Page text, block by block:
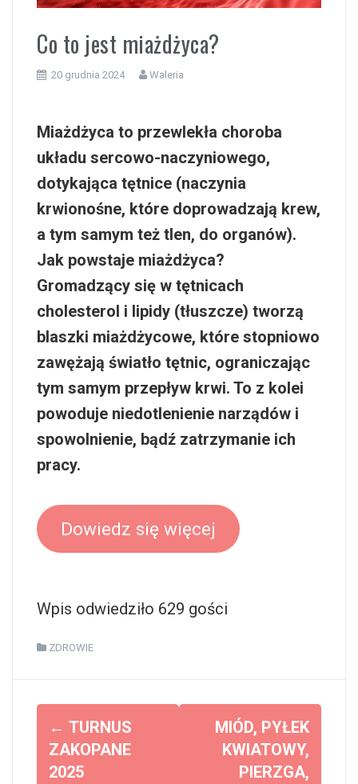
Co to jest miażdżyca?
20 grudnia 2024 Waleria
Miażdżyca to przewlekła choroba
układu sercowo-naczyniowego,
dotykająca tętnice (naczynia
krwionośne, które doprowadzają krew,
a tym samym też tlen, do organów).
Jak powstaje miażdżyca?
Gromadzący się w tętnicach
cholesterol i lipidy (tłuszcze) tworzą
blaszki miażdżycowe, które stopniowo
zawężają światło tętnic, ograniczając
tym samym przepływ krwi. To z kolei
powoduje niedotlenienie narządów i
spowolnienie, bądź zatrzymanie ich
pracy.
Dowiedz się więcej
Wpis odwiedziło 629 gości
ZDROWIE
← TURNUS
ZAKOPANE
2025
MIÓD, PYŁEK
KWIATOWY,
PIERZGA,